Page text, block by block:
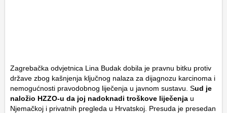
Zagrebačka odvjetnica Lina Budak dobila je pravnu bitku protiv
države zbog kašnjenja ključnog nalaza za dijagnozu karcinoma i
nemogućnosti pravodobnog liječenja u javnom sustavu. Sud je
naložio HZZO-u da joj nadoknadi troškove liječenja u
Njemačkoj i privatnih pregleda u Hrvatskoj. Presuda je presedan